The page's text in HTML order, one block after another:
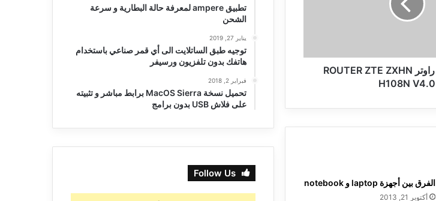
ظبط اعدادات راوتر ROUTER ZTE ZXHN
H108N V4.0
الفرق بين أجهزة laptop و notebook
أكتوبر 21, 2013
تطبيق ampere لمعرفة حالة البطارية و سرعة
الشحن
يناير 27, 2019
توجيه طبق الساتلايت الى أي قمر صناعي باستخدام
هاتفك بدون تلفزيون ورسيفر
فبراير 2, 2018
تحميل نسخة MacOS Sierra برابط مباشر و تثبيته
على فلاش USB بدون برامج
Follow Us